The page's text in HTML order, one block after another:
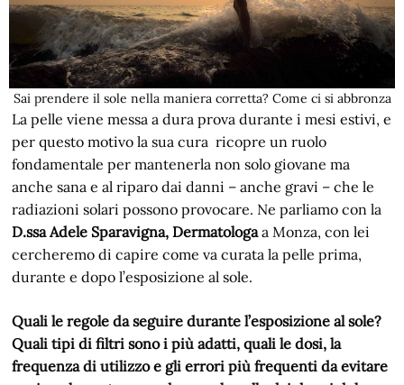
Sai prendere il sole nella maniera corretta? Come ci si abbronza
La pelle viene messa a dura prova durante i mesi estivi, e
per questo motivo la sua cura ricopre un ruolo
fondamentale per mantenerla non solo giovane ma
anche sana e al riparo dai danni – anche gravi – che le
radiazioni solari possono provocare. Ne parliamo con la
D.ssa Adele Sparavigna, Dermatologaa Monza, con lei
cercheremo di capire come va curata la pelle prima,
durante e dopo l’esposizione al sole.
Quali le regole da seguire durante l’esposizione al sole?
Quali tipi di filtri sono i più adatti, quali le dosi, la
frequenza di utilizzo e gli errori più frequenti da evitare